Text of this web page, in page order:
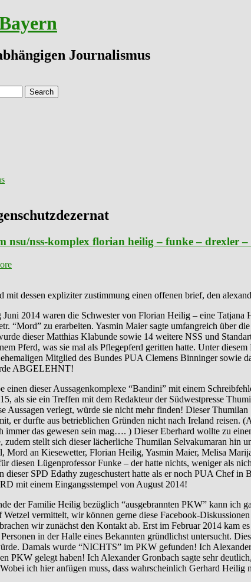
Journalismus
nsu/nss-komplex florian heilig – funke – drexler –
mit dessen expliziter zustimmung einen offenen brief, den
2014 waren die Schwester von Florian Heilig – eine Tatjana
“Mord” zu erarbeiten. Yasmin Maier sagte umfangreich
dieser Matthias Klabunde sowie 14 weitere NSS und
Pferd, was sie mal als Pflegepferd geritten hatte. Unter
Mitglied des Bundes PUA Clemens Binninger sowie
ABGELEHNT!
einen dieser Aussagenkomplexe “Bandini” mit einem
als sie ein Treffen mit dem Redakteur der Südwestpresse
Aussagen verlegt, würde sie nicht mehr finden! Dieser
er durfte aus betrieblichen Gründen nicht nach Ireland
das gewesen sein mag…. ) Dieser Eberhard wollte zu
stellt sich dieser lächerliche Thumilan Selvakumaran hin
an Kiesewetter, Florian Heilig, Yasmin Maier, Melisa
diesen Lügenprofessor Funke – der hatte nichts, weniger als
dieser SPD Edathy zugeschustert hatte als er noch PUA Chef
mit einem Eingangsstempel von August 2014!
Familie Heilig bezüglich “ausgebrannten PKW” kann ich
vermittelt, wir können gerne diese Facebook-
wir zunächst den Kontakt ab. Erst im Februar 2014 kam
in der Halle eines Bekannten gründlichst untersucht.
Damals wurde “NICHTS” im PKW gefunden! Ich
PKW gelegt haben! Ich Alexander Gronbach sagte sehr
ich hier anfügen muss, dass wahrscheinlich Gerhard